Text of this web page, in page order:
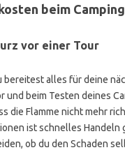
beim
vor einer Tour
bereitest alles für deine
und beim Testen deines
die Flamme nicht mehr
ist schnelles Handeln
ob du den Schaden